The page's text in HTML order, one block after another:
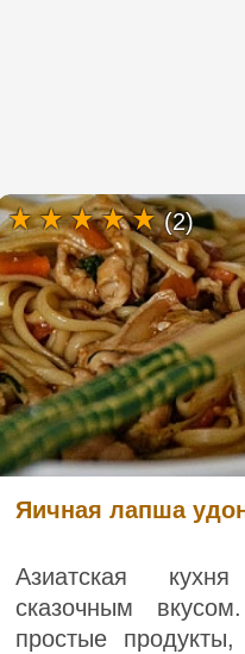
Яичная лапша
Азиатская
сказочным
простые
(2)